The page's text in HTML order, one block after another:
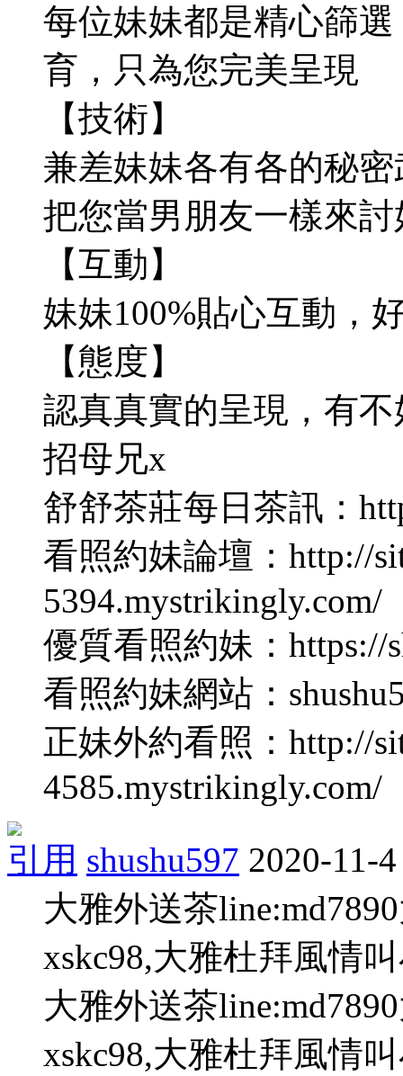
每位妹妹都是精心篩
育，只為您完美呈現
【技術】
兼差妹妹各有各的秘
把您當男朋友一樣來
【互動】
妹妹100%貼心互動，
【態度】
認真真實的呈現，有
招母兄x
舒舒茶莊每日茶訊：
看照約妹論壇：http://
5394.mystrikingly.com/
優質看照約妹：https://
看照約妹網站：
正妹外約看照：http://
4585.mystrikingly.com/
引用 shushu597 2020-11-
大雅外送茶
xskc98,大雅杜拜風情
大雅外送茶
xskc98,大雅杜拜風情